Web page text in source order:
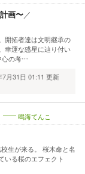
画〜／
開拓者達は文明継承の
幸運な惑星に辿り付い
心の考…
7月31日 01:11 更新
鳴海てんこ
生が来る。 桜木命と名
いる桜のエフェクト